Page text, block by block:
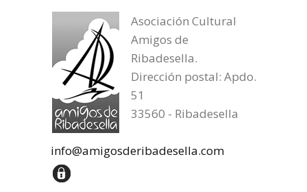
Asociación Cultural
Amigos de
Ribadesella.
Dirección postal: Apdo.
51
33560 - Ribadesella
info@amigosderibadesella.com